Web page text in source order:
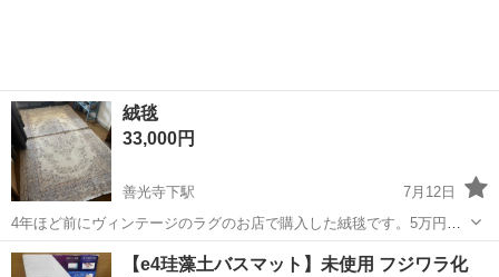
絨毯
33,000円
善光寺下駅
7月12日
4年ほど前にヴィンテージのラグのお店で購入した絨毯です。5万円ほ
どで購入しました。 状態は悪くないですが、使用していたため新品で
はないです。コロコロをしてからお譲り致します。淡い水色とベージ
長野 長野市 善光寺下駅 カーペット/マット/ラグ 絨毯
【e4珪藻土バスマット】未使用 フジワラ化